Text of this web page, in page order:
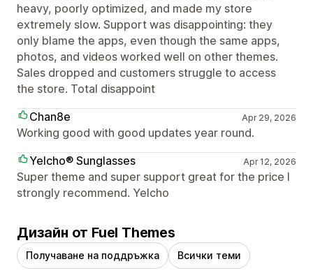
heavy, poorly optimized, and made my store
extremely slow. Support was disappointing: they
only blame the apps, even though the same apps,
photos, and videos worked well on other themes.
Sales dropped and customers struggle to access
the store. Total disappoint
Chan8e
Apr 29, 2026
Working good with good updates year round.
Yelcho® Sunglasses
Apr 12, 2026
Super theme and super support great for the price I
strongly recommend. Yelcho
Дизайн от Fuel Themes
Получаване на поддръжка Всички теми